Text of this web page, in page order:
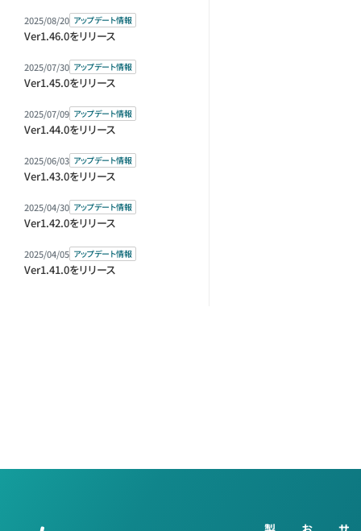
2025/08/20 アップデート情報
Ver1.46.0をリリース
2025/07/30 アップデート情報
Ver1.45.0をリリース
2025/07/09 アップデート情報
Ver1.44.0をリリース
2025/06/03 アップデート情報
Ver1.43.0をリリース
2025/04/30 アップデート情報
Ver1.42.0をリリース
2025/04/05 アップデート情報
Ver1.41.0をリリース